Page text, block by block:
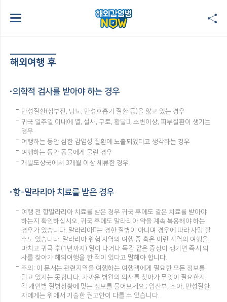
해외여행 후
의학적 검사를 받아야 하는 경우
만성질환(심부전, 당뇨, 만성호흡기 질환 등)을 앓고 있는 경우
귀국 일주일 이내에 열, 설사, 구토, 황달, 소변이상, 피부질환이 생기는
경우
여행하는 동안 심한 감염성 질환에 노출되었다고 생각하는 경우
여행하는 동안 동물에게 물린 경우
개발도상국에서 3개월 이상 체류한 경우
항-말라리아 치료를 받은 경우
여행 전 항말라리아 치료를 받은 경우 귀국 후에도 같은 치료를 받아야
하는지 확인하십시오. 귀국 후에도 말라리아 약을 계속 복용해야 하는
경우가 있습니다. 말라리아는 경한 질병이 아니며 경우에 따라 사망 할
수도 있습니다. 말라리아 위험 지역의 여행 중 혹은 이런 지역의 여행을
마치고 귀국 후(1년까지) 열이 나거나 독감 같은 증상이 생기면 즉시 의
사를 찾아가 해외여행을 한 적이 있다고 말해야 합니다.
주의: 이 문서는 관련지역을 여행하는 여행객에게 필요한 모든 정보를
담고 있지는 못합니다. 가까운 병원의 의사를 찾아가 무엇이 필요한지,
각 개인별 질병상황에 맞는 정보를 물어보세요.; 임산부, 소아, 만성질환
자에게는 위에서 기술한 권고안이 다를 수 있습니다.